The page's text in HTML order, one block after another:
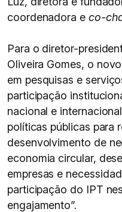
coordenadora e co-
Para o diretor-
Oliveira Gomes, o
em pesquisas e
participação
nacional e
políticas públicas para
desenvolvimento de
economia circular,
empresas e
participação do IPT
engajamento”.